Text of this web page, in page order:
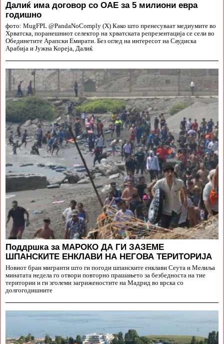
Далиќ има договор со ОАЕ за 5 милиони евра
годишно
фото: MugFPL @PandaNoComply (X) Како што пренесуваат медиумите во
Хрватска, поранешниот селектор на хрватската репрезентација се сели во
Обединетите Арапски Емирати. Без оглед на интересот на Саудиска
Арабија и Јужна Кореја, Далиќ
Поддршка за МАРОКО ДА ГИ ЗАЗЕМЕ
ШПАНСКИТЕ ЕНКЛАВИ НА НЕГОВА ТЕРИТОРИЈА
Новиот бран мигранти што ги погоди шпанските енклави Сеута и Мелиља
минатата недела го отвори повторно прашањето за безбедноста на тие
територии и ги зголеми загриженостите на Мадрид во врска со
долгогодишните